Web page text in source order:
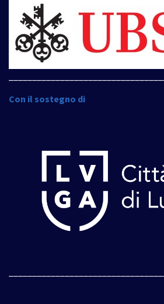
Con il sostegno di